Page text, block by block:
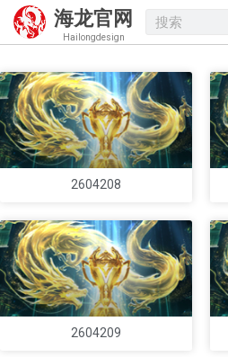
海龙官网
Hailongdesign
2604208
2604209